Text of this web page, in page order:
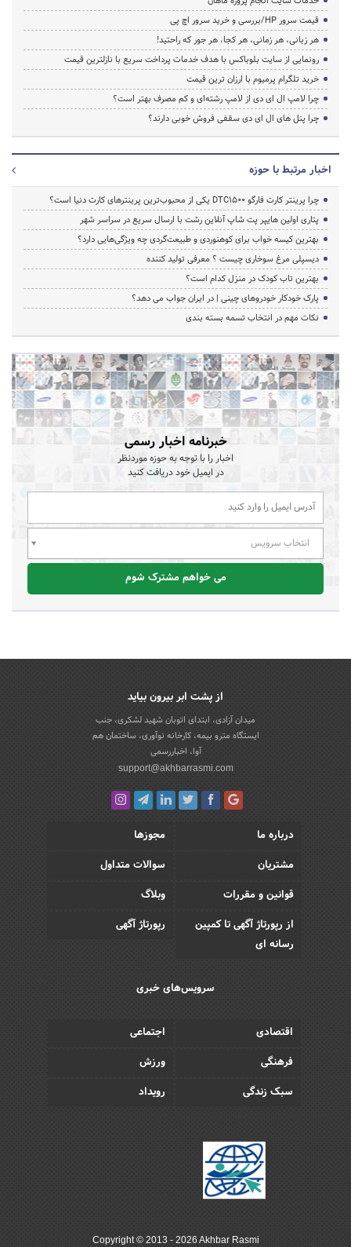
قیمت سرور HP/بررسی و خرید سرور اچ پی
هر زبانی، هر زمانی، هر کجا، هر جور که راحتید!
رونمایی از سایت بلوباکس با هدف خدمات پرداخت سریع با نازلترین قیمت
خرید تلگرام پرمیوم با ارزان ترین قیمت
چرا لامپ ال ای دی از لامپ رشته‌ای و کم مصرف بهتر است؟
چرا پنل های ال ای دی سقفی فروش خوبی دارند؟
اخبار مرتبط با حوزه
چرا پرینتر کارت فارگو DTC1500 یکی از محبوب‌ترین پرینترهای کارت دنیا است؟
پتاری اولین هایپر پت شاپ آنلاین رشت با ارسال سریع در سراسر شهر
بهترین کیسه خواب برای کوهنوردی و طبیعت‌گردی چه ویژگی‌هایی دارد؟
دیسپلی مرغ سوخاری چیست ؟ معرفی تولید کننده
بهترین تاب کودک در منزل کدام است؟
پارک خودکار خودروهای چینی | در ایران جواب می دهد؟
نکات مهم در انتخاب تسمه بسته بندی
خبرنامه اخبار رسمی
اخبار را با توجه به حوزه موردنظر
در ایمیل خود دریافت کنید
انتخاب سرویس
می خواهم مشترک شوم
از پشت ابر بیرون بیاید
میدان آزادی، ابتدای اتوبان شهید لشکری، جنب
ایستگاه مترو بیمه، کارخانه نوآوری، ساختمان هم
آوا، اخباررسمی
support@akhbarrasmi.com
درباره ما
مجوزها
مشتریان
سوالات متداول
قوانین و مقررات
وبلاگ
از رپورتاژ آگهی تا کمپین
رسانه ای
رپورتاژ آگهی
سرویس‌های خبری
اقتصادی
اجتماعی
فرهنگی
ورزش
سبک زندگی
رویداد
Copyright © 2013 - 2026 Akhbar Rasmi